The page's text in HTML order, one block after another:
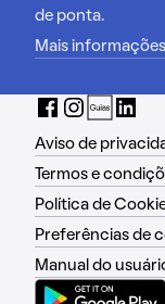
de ponta.
Mais informações
Aviso de
Termos e
Política de
Preferências de
Manual do